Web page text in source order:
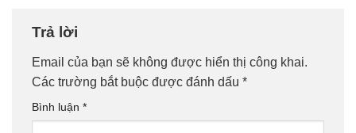
Trả lời
Email của bạn sẽ không được hiển thị công khai.
Các trường bắt buộc được đánh dấu *
Bình luận *